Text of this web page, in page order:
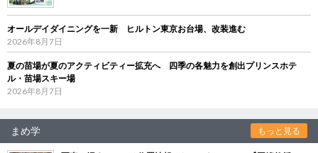
オールデイダイニングを一新 ヒルトン東京お台場、改装進む
2026年8月7日
夏の苗場が夏のアクティビティー拡充へ 四季の各魅力を創出プリンスホテ
ル・苗場スキー場
2026年8月7日
まめ学 もっと見る